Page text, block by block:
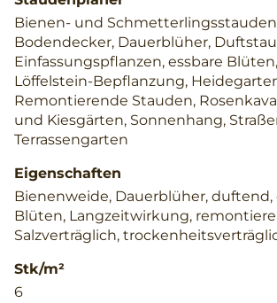
Bienen- und
Bodendecker, Dauerblüher,
Einfassungspflanzen, essbare
Löffelstein-Bepflanzung,
Remontierende Stauden,
und Kiesgärten, Sonnenhang,
Terrassengarten
Eigenschaften
Bienenweide, Dauerblüher, duftend,
Blüten, Langzeitwirkung,
Salzverträglich,
Stk/m²
6